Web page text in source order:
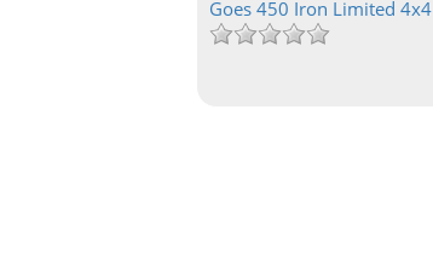
Goes 450 Iron Limited 4x4